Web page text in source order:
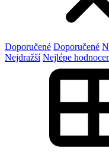
Doporučené Doporučené
Nejdražší Nejlépe